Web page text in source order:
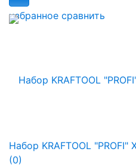
избранное сравнить
Набор KRAFTOOL
(0)